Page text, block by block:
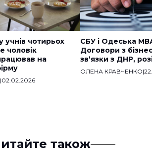
чотирьох
чоловік
на
|02.02.2026
СБУ і Одеська
Договори з
звʼязки з ДНР,
ОЛЕНА КРАВЧЕНКО|
також